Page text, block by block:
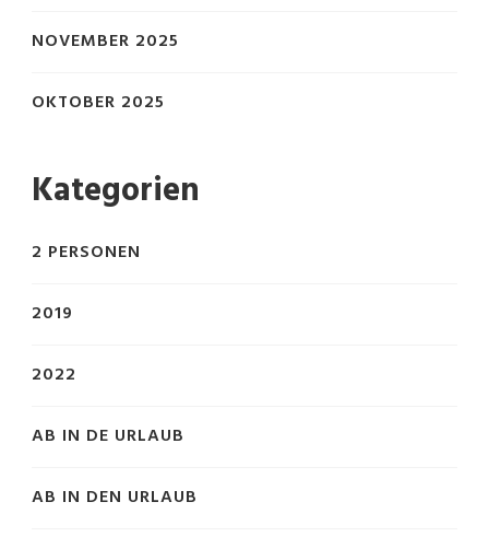
NOVEMBER 2025
OKTOBER 2025
Kategorien
2 PERSONEN
2019
2022
AB IN DE URLAUB
AB IN DEN URLAUB